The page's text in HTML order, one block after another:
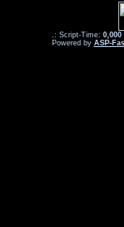
.: Script-Time: 0,000
Powered by ASP-